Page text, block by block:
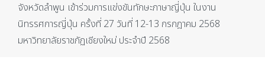
จังหวัดลำพูน เข้าร่วมการแข่งขันทักษะภาษาญี่ปุ่น ในงาน
นิทรรศการญี่ปุ่น ครั้งที่ 27 วันที่ 12-13 กรกฎาคม 2568
มหาวิทยาลัยราชภัฏเชียงใหม่ ประจำปี 2568